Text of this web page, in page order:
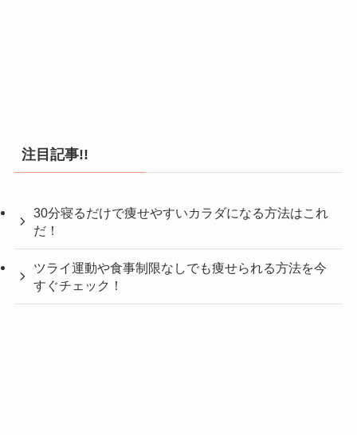
注目記事!!
30分寝るだけで痩せやすいカラダになる方法はこれ
だ！
ツライ運動や食事制限なしでも痩せられる方法を今
すぐチェック！